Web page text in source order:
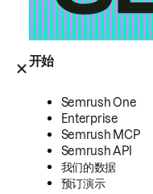
开始
Semrush One
Enterprise
Semrush MCP
Semrush API
我们的数据
预订演示